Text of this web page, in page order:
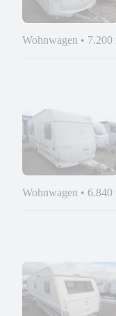
Wohnwagen • 7.200
Wohnwagen • 6.840